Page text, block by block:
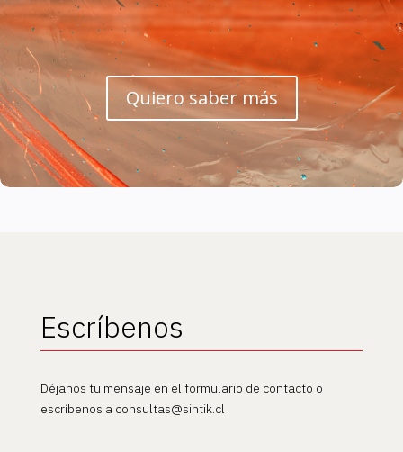
Quiero saber más
Escríbenos
Déjanos tu mensaje en el formulario de contacto o
escríbenos a consultas@sintik.cl